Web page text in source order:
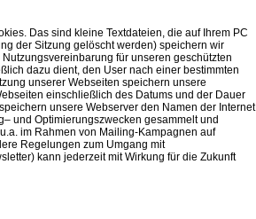
Das sind kleine Textdateien, die auf Ihrem PC
der Sitzung gelöscht werden) speichern wir
für unseren geschützten
dazu dient, den User nach einer bestimmten
unserer Webseiten speichern unsere
einschließlich des Datums und der Dauer
unsere Webserver den Namen der Internet
und Optimierungszwecken gesammelt und
im Rahmen von Mailing-Kampagnen auf
Regelungen zum Umgang mit
kann jederzeit mit Wirkung für die Zukunft